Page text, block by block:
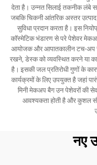
देता है। उन्नत सिलाई तकनीक लंबे
जबकि चिकनी आंतरिक अस्तर
सुविधा प्रदान करता है। इस
कॉस्मेटिक भंडारण से परे पेशेवर
आयोजक और आपातकालीन टच-अप
रखने, डेस्क को व्यवस्थित करने या
है। इसकी जल प्रतिरोधी गुणों के
कार्यक्रमों के लिए उपयुक्त है जहां
मिनी मेकअप बैग उन पेशेवरों की
आवश्यकता होती है और कुशल
नए